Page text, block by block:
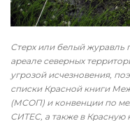
Стерх или белый журавль
ареале северных
угрозой исчезновения,
списки Красной книги
(МСОП) и конвенции по
СИТЕС, а также в Красную